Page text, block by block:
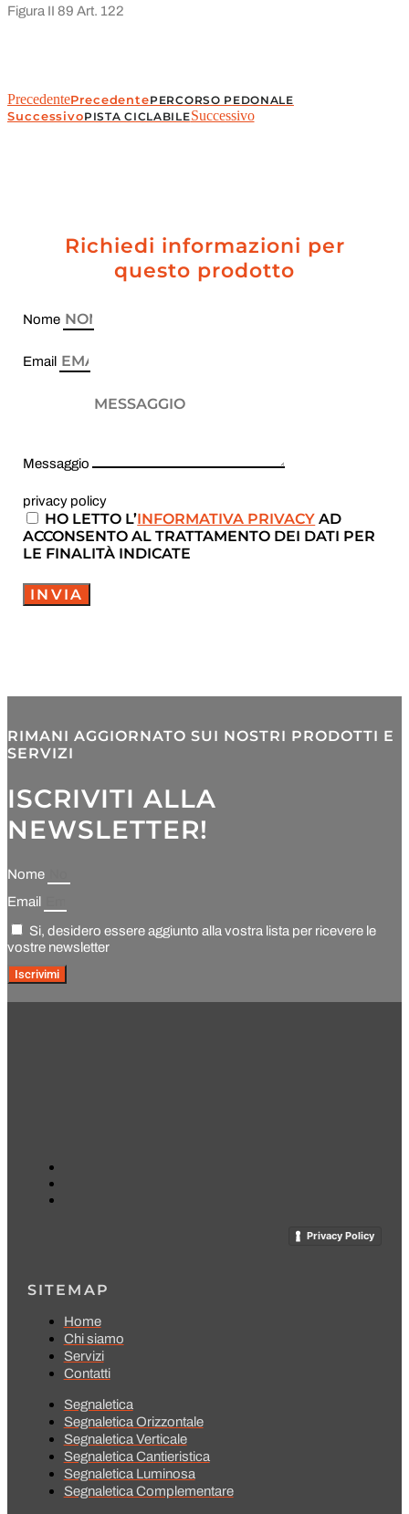
Figura II 89 Art. 122
PrecedentePrecedentePERCORSO PEDONALE
SuccessivoPISTA CICLABILESuccessivo
Richiedi informazioni per
questo prodotto
Nome
Email
Messaggio
privacy policy
HO LETTO L’INFORMATIVA PRIVACY AD
ACCONSENTO AL TRATTAMENTO DEI DATI PER
LE FINALITÀ INDICATE
INVIA
RIMANI AGGIORNATO SUI NOSTRI PRODOTTI E
SERVIZI
ISCRIVITI ALLA
NEWSLETTER!
Nome
Email
Si, desidero essere aggiunto alla vostra lista per ricevere le
vostre newsletter
Iscrivimi
Privacy Policy
SITEMAP
Home
Chi siamo
Servizi
Contatti
Segnaletica
Segnaletica Orizzontale
Segnaletica Verticale
Segnaletica Cantieristica
Segnaletica Luminosa
Segnaletica Complementare